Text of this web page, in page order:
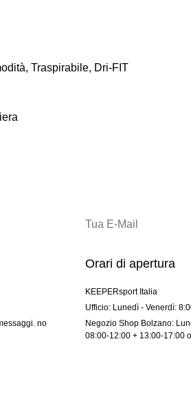
Traspirabile, Dri-FIT
no
Orari di apertura
KEEPERsport Italia
Ufficio: Lunedì - Venerdì:
Negozio Shop Bolzano:
08:00-12:00 + 13:00-17:00